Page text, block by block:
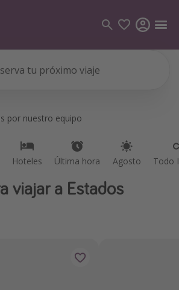
tu próximo viaje
por nuestro equipo
Hoteles Última hora Agosto Todo
viajar a Estados